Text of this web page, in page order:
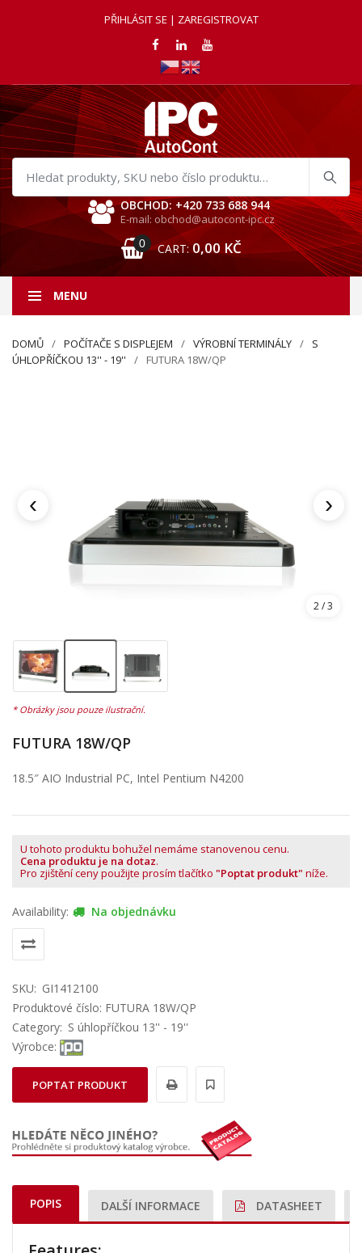
PŘIHLÁSIT SE | ZAREGISTROVAT
Hledat
produkty
OBCHOD: +420 733 688 944
E-mail: obchod@autocont-ipc.cz
0 CART: 0,00 KČ
MENU
DOMŮ POČÍTAČE S DISPLEJEM VÝROBNÍ TERMINÁLY
S
ÚHLOPŘÍČKOU 13'' - 19''
FUTURA 18W/QP
‹ ›
2/ 3
FUTURA 18W/QP
18.5″ AIO Industrial PC, Intel Pentium N4200
U tohoto produktu bohužel nemáme stanovenou cenu.
Cena produktu je na dotaz.
Pro zjištění ceny použijte prosím tlačítko "Poptat produkt" níže.
Availability: Na objednávku
SKU: GI1412100
Produktové číslo: FUTURA 18W/QP
Category: S úhlopříčkou 13'' - 19''
Výrobce:
POPTAT PRODUKT
POPIS DALŠÍ INFORMACE DATASHEET